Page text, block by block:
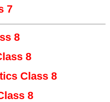
7
8
8
Class 8
8